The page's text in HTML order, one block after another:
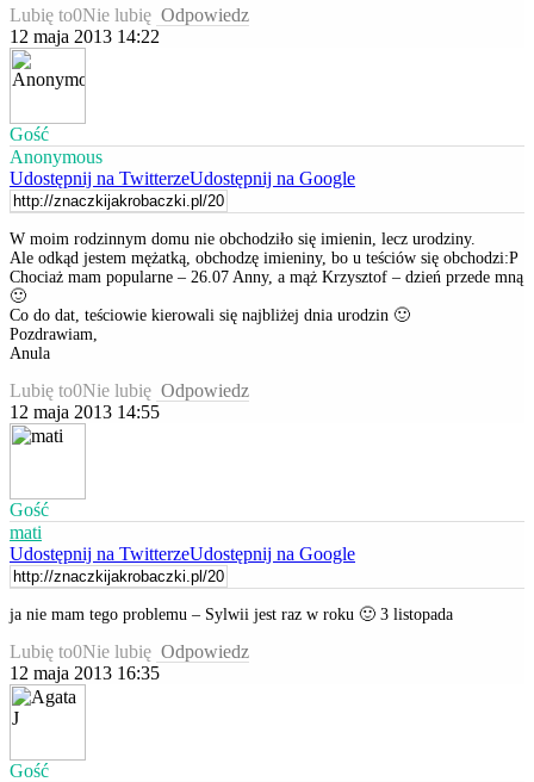
Lubię to0Nie lubię Odpowiedz
12 maja 2013 14:22
Gość
Anonymous
Udostępnij na TwitterzeUdostępnij na Google
W moim rodzinnym domu nie obchodziło się imienin, lecz urodziny.
Ale odkąd jestem mężatką, obchodzę imieniny, bo u teściów się obchodzi:P
Chociaż mam popularne – 26.07 Anny, a mąż Krzysztof – dzień przede mną
🙂
Co do dat, teściowie kierowali się najbliżej dnia urodzin 🙂
Pozdrawiam,
Anula
Lubię to0Nie lubię Odpowiedz
12 maja 2013 14:55
Gość
mati
Udostępnij na TwitterzeUdostępnij na Google
ja nie mam tego problemu – Sylwii jest raz w roku 🙂 3 listopada
Lubię to0Nie lubię Odpowiedz
12 maja 2013 16:35
Gość